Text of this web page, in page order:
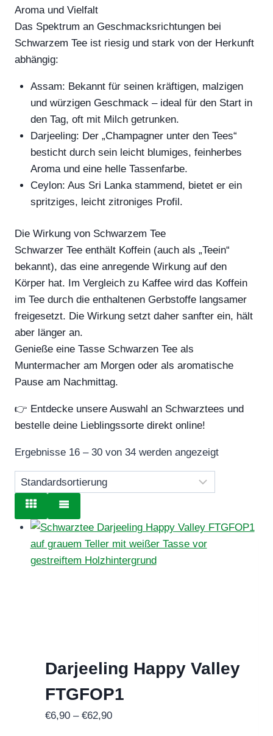
Aroma und Vielfalt
Das Spektrum an Geschmacksrichtungen bei
Schwarzem Tee ist riesig und stark von der Herkunft
abhängig:
Assam: Bekannt für seinen kräftigen, malzigen
und würzigen Geschmack – ideal für den Start in
den Tag, oft mit Milch getrunken.
Darjeeling: Der „Champagner unter den Tees“
besticht durch sein leicht blumiges, feinherbes
Aroma und eine helle Tassenfarbe.
Ceylon: Aus Sri Lanka stammend, bietet er ein
spritziges, leicht zitroniges Profil.
Die Wirkung von Schwarzem Tee
Schwarzer Tee enthält Koffein (auch als „Teein“
bekannt), das eine anregende Wirkung auf den
Körper hat. Im Vergleich zu Kaffee wird das Koffein
im Tee durch die enthaltenen Gerbstoffe langsamer
freigesetzt. Die Wirkung setzt daher sanfter ein, hält
aber länger an.
Genieße eine Tasse Schwarzen Tee als
Muntermacher am Morgen oder als aromatische
Pause am Nachmittag.
👉 Entdecke unsere Auswahl an Schwarztees und
bestelle deine Lieblingssorte direkt online!
Ergebnisse 16 – 30 von 34 werden angezeigt
Darjeeling Happy Valley
FTGFOP1
€6,90 – €62,90Preisspanne: